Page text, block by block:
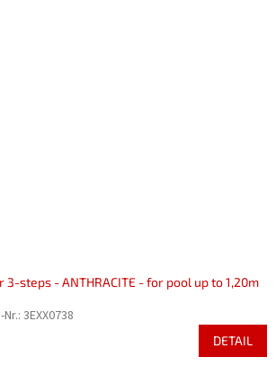
3-steps - ANTHRACITE - for pool up to 1,20m
3EXX0738
DETAIL